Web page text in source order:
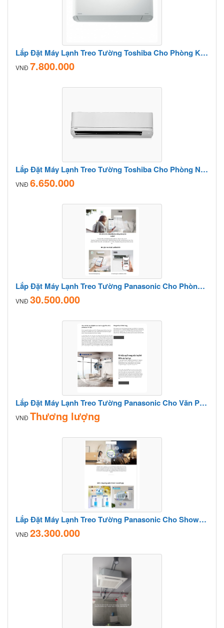
Lắp Đặt Máy Lạnh Treo Tường Toshiba Cho Phòng Khách
VNĐ 7.800.000
Lắp Đặt Máy Lạnh Treo Tường Toshiba Cho Phòng Ngủ
VNĐ 6.650.000
Lắp Đặt Máy Lạnh Treo Tường Panasonic Cho Phòng Họp
VNĐ 30.500.000
Lắp Đặt Máy Lạnh Treo Tường Panasonic Cho Văn Phòng Nhỏ
VNĐ Thương lượng
Lắp Đặt Máy Lạnh Treo Tường Panasonic Cho Showroom
VNĐ 23.300.000